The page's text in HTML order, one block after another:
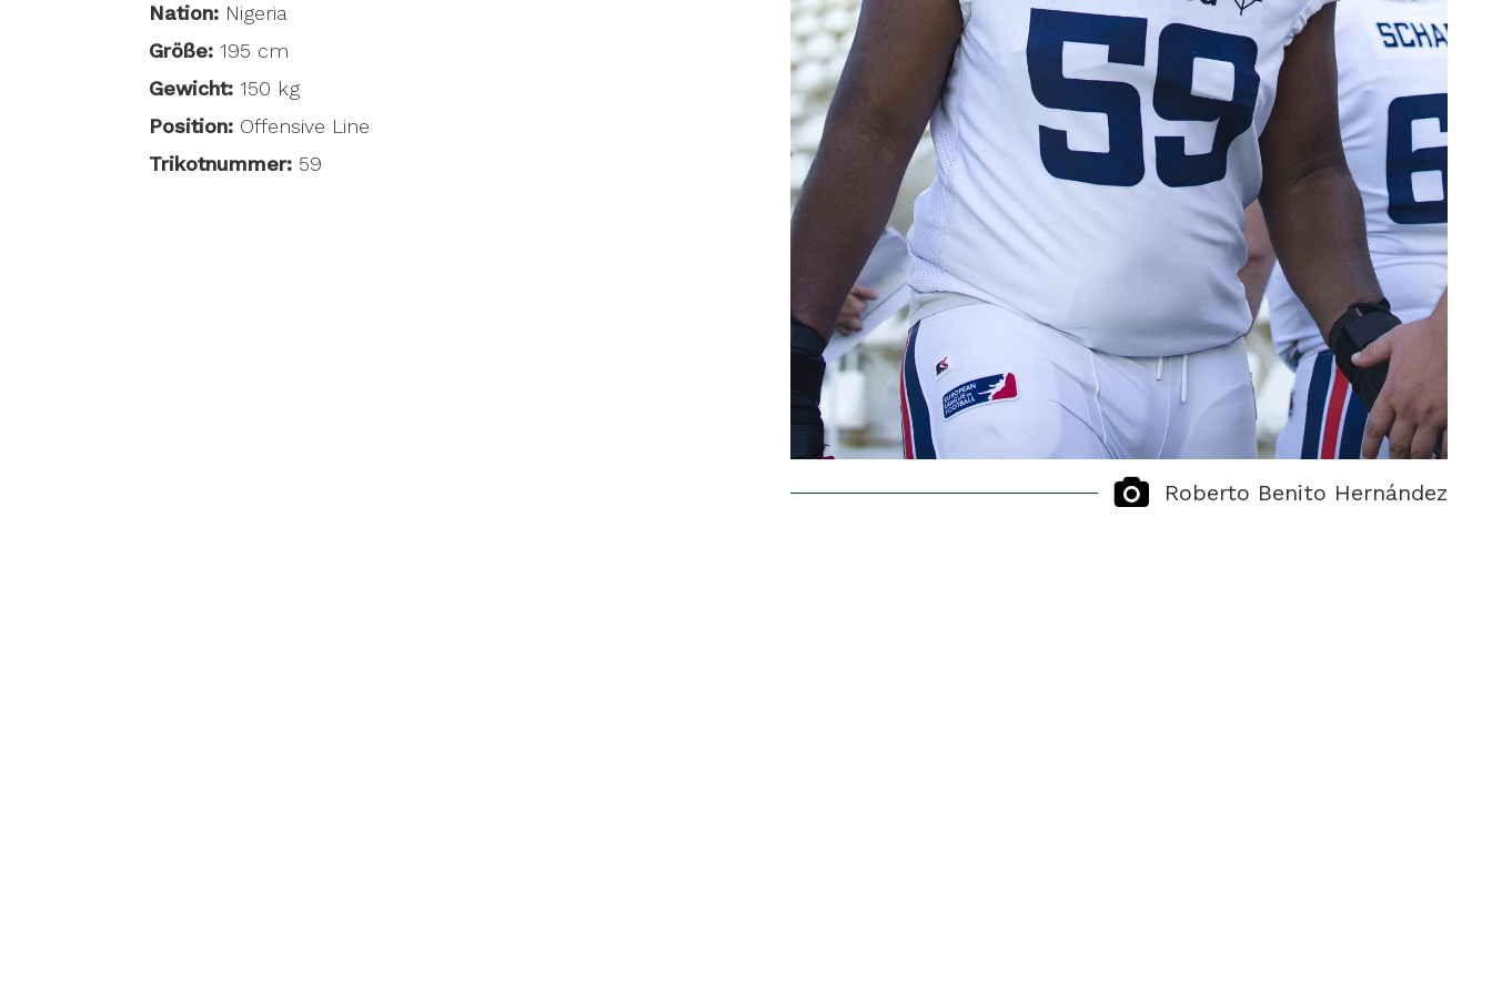
Nation: Nigeria
Größe: 195 cm
Gewicht: 150 kg
Position: Offensive Line
Trikotnummer: 59
Roberto Benito Hernández